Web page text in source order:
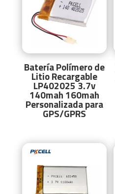
Batería Polímero de
Litio Recargable
LP402025 3.7v
140mah 160mah
Personalizada para
GPS/GPRS